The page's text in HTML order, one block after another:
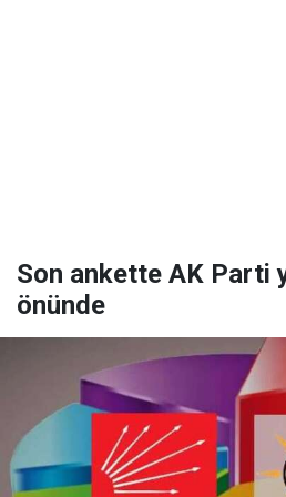
Son ankette AK Parti
önünde